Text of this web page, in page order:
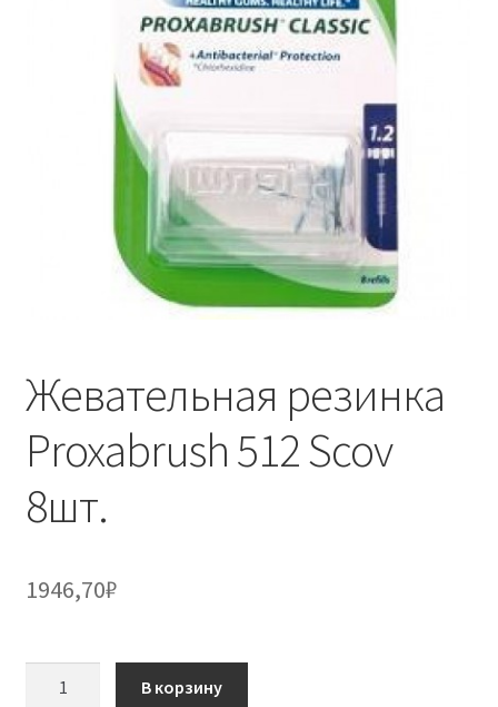
Оформление заказа
Жевательная резинка
Proxabrush 512 Scov
8шт.
1946,70₽
В корзину